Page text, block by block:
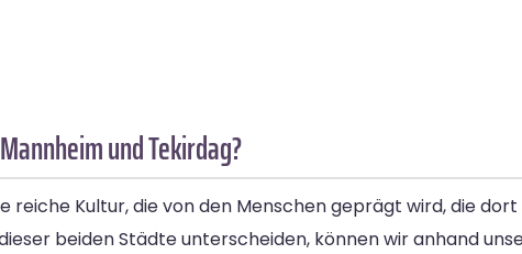
und Tekirdag?
reiche Kultur, die von den Menschen geprägt wird, die
beiden Städte unterscheiden, können wir anhand